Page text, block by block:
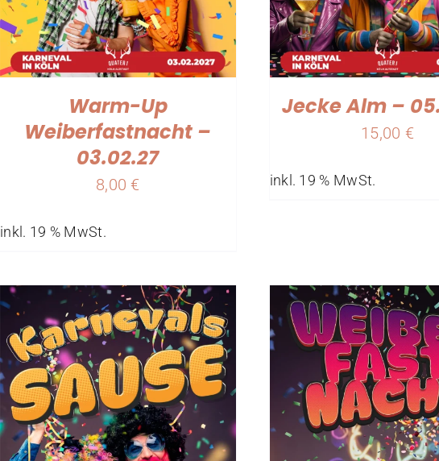
Warm-Up
Weiberfastnacht –
03.02.27
8,00€
inkl. 19 % MwSt.
Jecke Alm –
15,00 €
inkl. 19 % MwSt.